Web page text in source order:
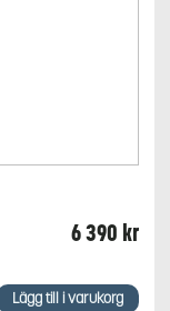
6 390 kr
Lägg till i varukorg